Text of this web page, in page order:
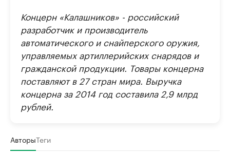
Концерн «Калашников» - российский
разработчик и производитель
автоматического и снайперского оружия,
управляемых артиллерийских снарядов и
гражданской продукции. Товары концерна
поставляют в 27 стран мира. Выручка
концерна за 2014 год составила 2,9 млрд
рублей.
АвторыТеги